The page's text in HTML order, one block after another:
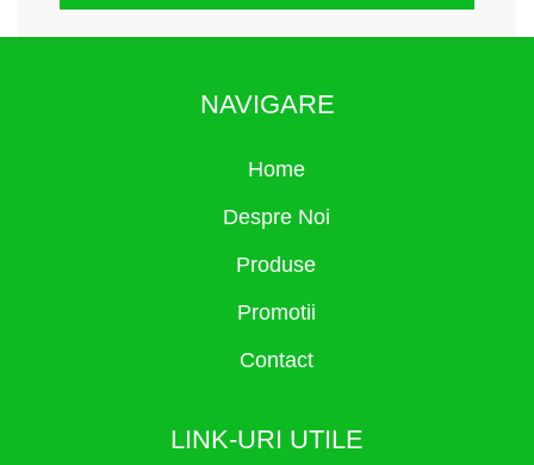
NAVIGARE
Home
Despre Noi
Produse
Promotii
Contact
LINK-URI UTILE